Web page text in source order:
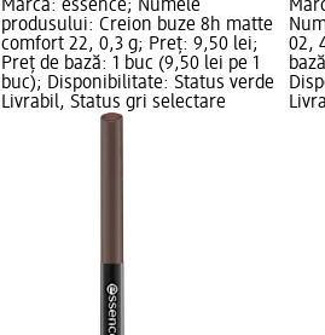
Marcă: essence; Numele
produsului: Creion buze 8h matte
comfort 22, 0,3 g; Preț: 9,50 lei;
Preț de bază: 1 buc (9,50 lei pe 1
buc); Disponibilitate: Status verde
Livrabil, Status gri selectare
02,